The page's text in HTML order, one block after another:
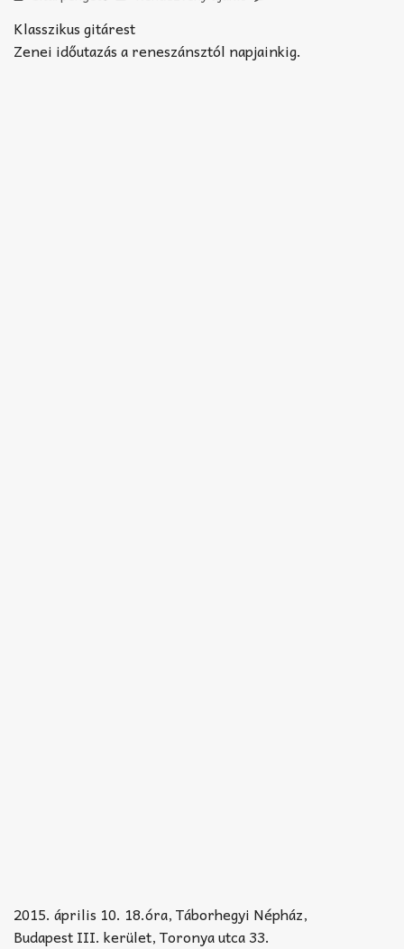
Klasszikus gitárest
Zenei időutazás a reneszánsztól napjainkig.
2015. április 10. 18.óra, Táborhegyi Népház,
Budapest III. kerület, Toronya utca 33.